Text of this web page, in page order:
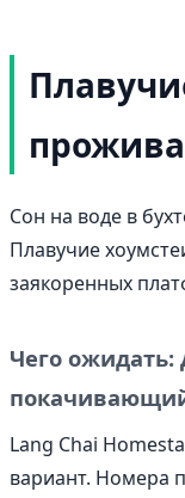
Сон на воде в
Плавучие
заякоренных
Чего ожидать:
Lang Chai
вариант. Номера